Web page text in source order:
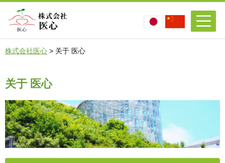
株式会社医心 > 关于 医心
关于 医心